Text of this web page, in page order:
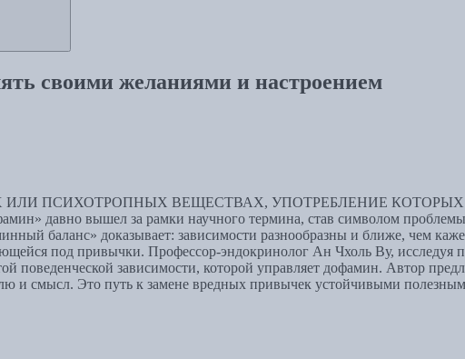
своими желаниями и настроением
ПСИХОТРОПНЫХ ВЕЩЕСТВАХ, УПОТРЕБЛЕНИЕ
вышел за рамки научного термина, став символом проблемы: на
баланс» доказывает: зависимости разнообразны и ближе, чем
под привычки. Профессор-эндокринолог Ан Чхоль Ву, исследуя
поведенческой зависимости, которой управляет дофамин. Автор
и смысл. Это путь к замене вредных привычек устойчивыми